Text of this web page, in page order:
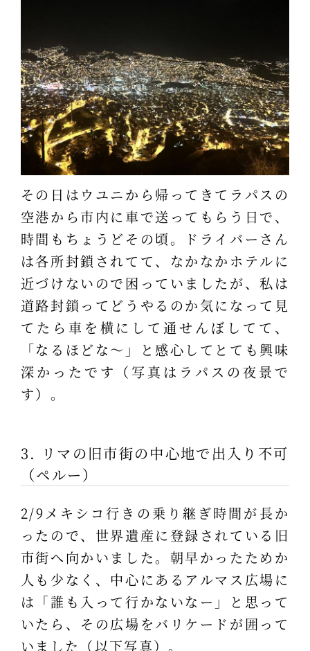
その日はウユニから帰ってきてラパスの
空港から市内に車で送ってもらう日で、
時間もちょうどその頃。ドライバーさん
は各所封鎖されてて、なかなかホテルに
近づけないので困っていましたが、私は
道路封鎖ってどうやるのか気になって見
てたら車を横にして通せんぼしてて、
「なるほどな～」と感心してとても興味
深かったです（写真はラパスの夜景で
す）。
3. リマの旧市街の中心地で出入り不可
（ペルー）
2/9メキシコ行きの乗り継ぎ時間が長か
ったので、世界遺産に登録されている旧
市街へ向かいました。朝早かったためか
人も少なく、中心にあるアルマス広場に
は「誰も入って行かないなー」と思って
いたら、その広場をバリケードが囲って
いました（以下写真）。